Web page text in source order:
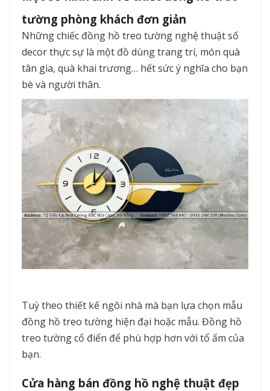
tường phòng khách đơn giản
Những chiếc đồng hồ treo tường nghệ thuật số
decor thực sự là một đồ dùng trang trí, món quà
tân gia, quà khai trương… hết sức ý nghĩa cho bạn
bè và người thân.
Tuỳ theo thiết kế ngôi nhà mà bạn lựa chọn mẫu
đồng hồ treo tường hiện đại hoặc mẫu. Đồng hồ
treo tường cổ điển để phù hợp hơn với tổ ấm của
bạn.
Cửa hàng bán đồng hồ nghệ thuật đẹp